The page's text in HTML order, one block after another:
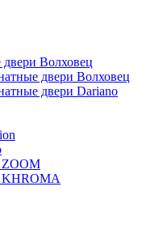
Волховец
двери Волховец
двери Dariano
ZOOM
KHROMA